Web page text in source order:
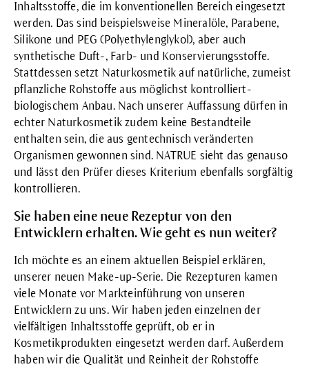
Inhaltsstoffe, die im konventionellen Bereich eingesetzt
werden. Das sind beispielsweise Mineralöle, Parabene,
Silikone und PEG (Polyethylenglykol), aber auch
synthetische Duft-, Farb- und Konservierungsstoffe.
Stattdessen setzt Naturkosmetik auf natürliche, zumeist
pflanzliche Rohstoffe aus möglichst kontrolliert-
biologischem Anbau. Nach unserer Auffassung dürfen in
echter Naturkosmetik zudem keine Bestandteile
enthalten sein, die aus gentechnisch veränderten
Organismen gewonnen sind. NATRUE sieht das genauso
und lässt den Prüfer dieses Kriterium ebenfalls sorgfältig
kontrollieren.
Sie haben eine neue Rezeptur von den
Entwicklern erhalten. Wie geht es nun weiter?
Ich möchte es an einem aktuellen Beispiel erklären,
unserer neuen Make-up-Serie. Die Rezepturen kamen
viele Monate vor Markteinführung von unseren
Entwicklern zu uns. Wir haben jeden einzelnen der
vielfältigen Inhaltsstoffe geprüft, ob er in
Kosmetikprodukten eingesetzt werden darf. Außerdem
haben wir die Qualität und Reinheit der Rohstoffe